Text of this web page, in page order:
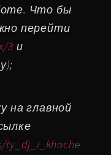
Что бы
перейти
3 и
на главной
ty_dj_i_khoche